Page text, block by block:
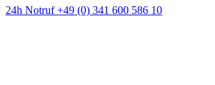
24h Notruf +49 (0) 341 600 586 10